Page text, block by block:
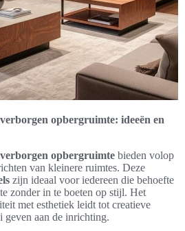
opbergruimte: ideeën en
opbergruimte bieden volop
van kleinere ruimtes. Deze
zijn ideaal voor iedereen die behoefte
zonder in te boeten op stijl. Het
met esthetiek leidt tot creatieve
geven aan de inrichting.